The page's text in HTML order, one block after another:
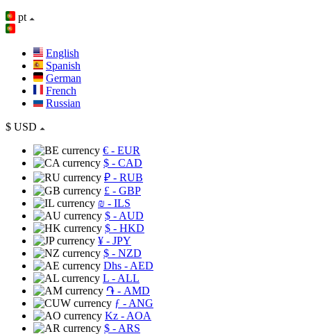
pt
English
Spanish
German
French
Russian
$ USD
€ - EUR
$ - CAD
₽ - RUB
£ - GBP
₪ - ILS
$ - AUD
$ - HKD
¥ - JPY
$ - NZD
Dhs - AED
L - ALL
֏ - AMD
ƒ - ANG
Kz - AOA
$ - ARS